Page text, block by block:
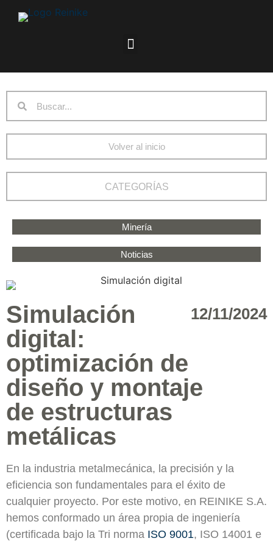
Volver al inicio
CATEGORÍAS
Minería
Noticias
Simulación
digital:
optimización de
diseño y montaje
de estructuras
metálicas
12/11/2024
En la industria metalmecánica, la precisión y la
eficiencia son fundamentales para el éxito de
cualquier proyecto. Por este motivo, en REINIKE S.A.
hemos conformado un área propia de ingeniería
(certificada bajo la Tri norma ISO 9001, ISO 14001 e